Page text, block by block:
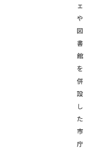
ェ
や
図
書
館
を
併
設
し
た
市
庁